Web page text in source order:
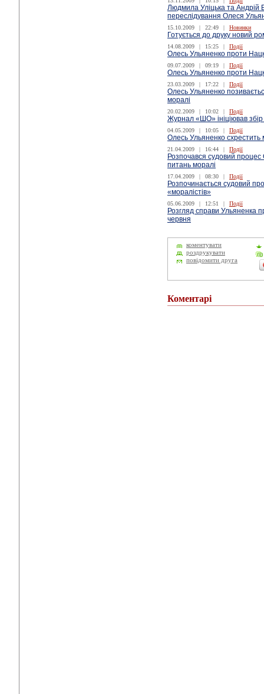
Людмила Уліцька та Андрій
переслідування Олеся
15.10.2009 | 22:49 | Новинки
Готується до друку новий
14.08.2009 | 15:25 | Події
Олесь Ульяненко проти
09.07.2009 | 09:19 | Події
Олесь Ульяненко проти
23.03.2009 | 17:22 | Події
Олесь Ульяненко
моралі
20.02.2009 | 10:02 | Події
Журнал «ШО» ініціював
04.05.2009 | 10:05 | Події
Олесь Ульяненко схрестить
21.04.2009 | 16:44 | Події
Розпочався судовий процес
питань моралі
17.04.2009 | 08:30 | Події
Розпочинається судовий
«моралістів»
05.06.2009 | 12:51 | Події
Розгляд справи Ульяненка
червня
коментувати
роздрукувати
повідомити друга
Коментарі